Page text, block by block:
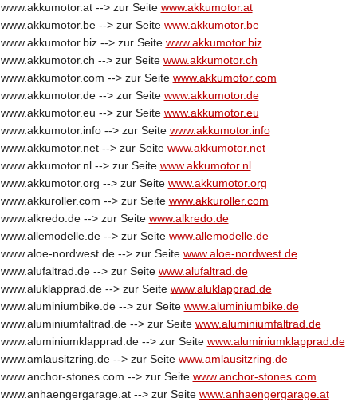
www.akkumotor.at --> zur Seite www.akkumotor.at
www.akkumotor.be --> zur Seite www.akkumotor.be
www.akkumotor.biz --> zur Seite www.akkumotor.biz
www.akkumotor.ch --> zur Seite www.akkumotor.ch
www.akkumotor.com --> zur Seite www.akkumotor.com
www.akkumotor.de --> zur Seite www.akkumotor.de
www.akkumotor.eu --> zur Seite www.akkumotor.eu
www.akkumotor.info --> zur Seite www.akkumotor.info
www.akkumotor.net --> zur Seite www.akkumotor.net
www.akkumotor.nl --> zur Seite www.akkumotor.nl
www.akkumotor.org --> zur Seite www.akkumotor.org
www.akkuroller.com --> zur Seite www.akkuroller.com
www.alkredo.de --> zur Seite www.alkredo.de
www.allemodelle.de --> zur Seite www.allemodelle.de
www.aloe-nordwest.de --> zur Seite www.aloe-nordwest.de
www.alufaltrad.de --> zur Seite www.alufaltrad.de
www.aluklapprad.de --> zur Seite www.aluklapprad.de
www.aluminiumbike.de --> zur Seite www.aluminiumbike.de
www.aluminiumfaltrad.de --> zur Seite www.aluminiumfaltrad.de
www.aluminiumklapprad.de --> zur Seite www.aluminiumklapprad.de
www.amlausitzring.de --> zur Seite www.amlausitzring.de
www.anchor-stones.com --> zur Seite www.anchor-stones.com
www.anhaengergarage.at --> zur Seite www.anhaengergarage.at